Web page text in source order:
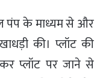
पंप के माध्यम से और
की। प्लॉट की
प्लॉट पर जाने से